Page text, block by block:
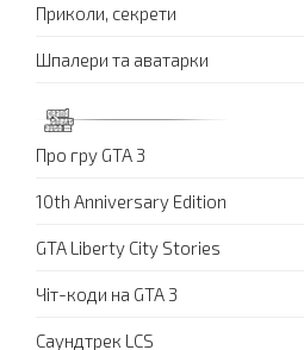
Приколи, секрети
Шпалери та аватарки
Про гру GTA 3
10th Anniversary Edition
GTA Liberty City Stories
Чіт-коди на GTA 3
Саундтрек LCS